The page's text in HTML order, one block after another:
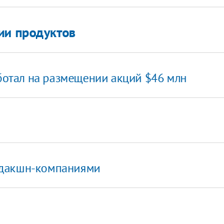
продуктов
на размещении акций $46 млн
компаниями